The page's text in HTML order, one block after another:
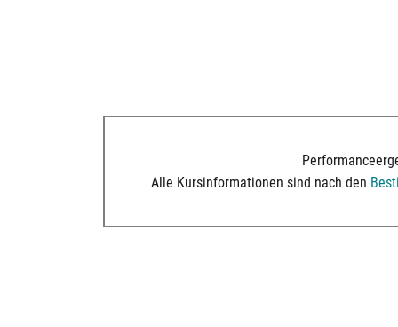
Alle Kursinformationen sind nach den